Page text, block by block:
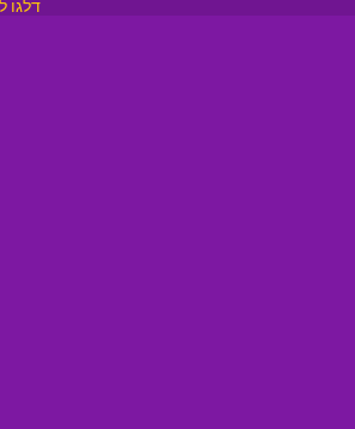
דלגו